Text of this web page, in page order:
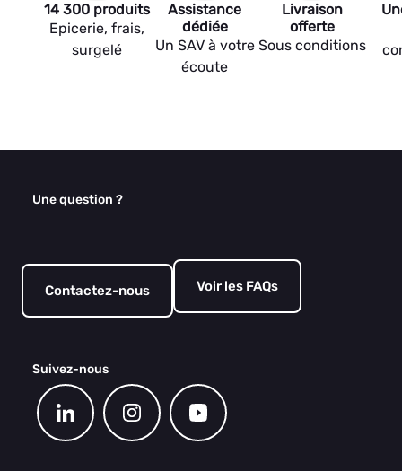
14 300 produits
Epicerie, frais,
surgelé
Assistance
dédiée
Un SAV à votre
écoute
Livraison
offerte
Sous conditions
Une question ?
Contactez-nous Voir les FAQs
Suivez-nous